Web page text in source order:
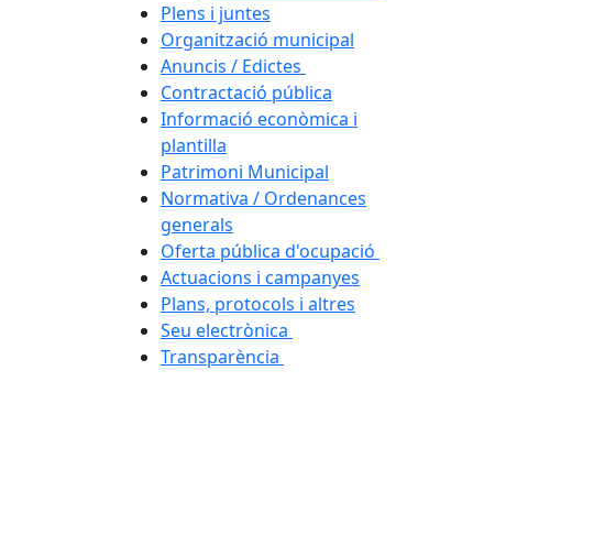
Plens i juntes
Organització municipal
Anuncis / Edictes
Contractació pública
Informació econòmica i
plantilla
Patrimoni Municipal
Normativa / Ordenances
generals
Oferta pública d'ocupació
Actuacions i campanyes
Plans, protocols i altres
Seu electrònica
Transparència